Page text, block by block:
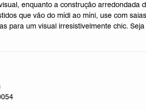
enquanto a construção
que vão do mídi ao míni, use com
para um visual irresistivelmente chic.